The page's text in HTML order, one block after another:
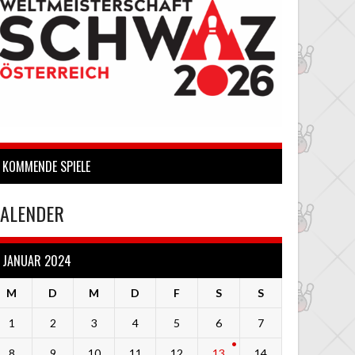
KOMMENDE SPIELE
JANUAR 2024
M D M D F S S
1 2 3 4 5 6 7